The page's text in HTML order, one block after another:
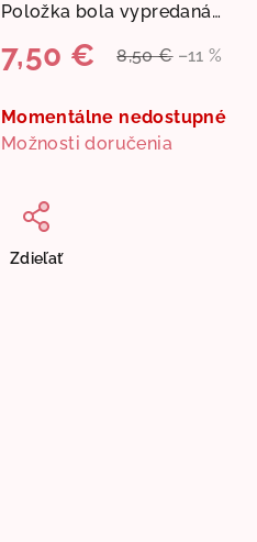
Položka bola vypredaná…
8,50 € –11 %
7,50 €
Jednotková
Momentálne nedostupné
Možnosti doručenia
Zdieľať